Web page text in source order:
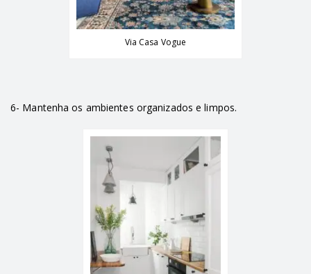
Via Casa Vogue
6- Mantenha os ambientes organizados e limpos.